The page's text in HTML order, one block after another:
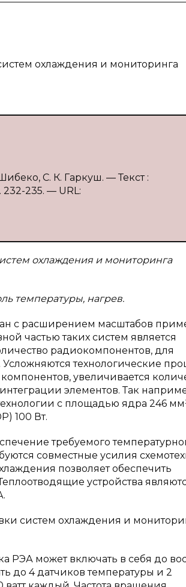
охлаждения и мониторинга
С. К. Гаркуш. — Текст :
235. — URL:
охлаждения и мониторинга
температуры, нагрев.
с расширением масштабов
частью таких систем является
радиокомпонентов, для
технологические
увеличивается
элементов. Так
с площадью ядра 246
100 Вт.
требуемого
совместные усилия
позволяет обеспечить
устройства
систем охлаждения и
РЭА может включать в себя до
до 4 датчиков температуры и 2